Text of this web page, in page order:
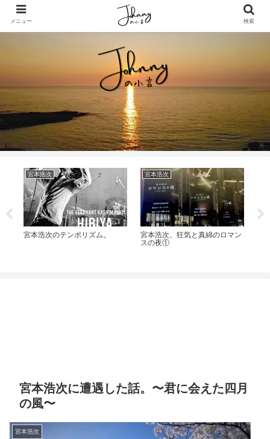
宮本浩次
宮本浩次のテンポリズム。
宮本浩次
宮本浩次、狂気と真綿のロマン
スの夜①
宮本浩次に遭遇した話。〜君に会えた四月
の風〜
宮本浩次
メニュー 検索